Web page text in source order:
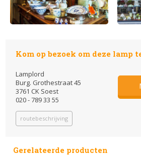
Kom op bezoek om deze lamp
Lamplord
Burg. Grothestraat 45
3761 CK Soest
020 - 789 33 55
routebeschrijving
Gerelateerde producten